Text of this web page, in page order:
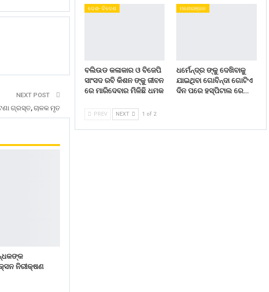
NEXT POST
ଗ୍ରସ୍ତ, ଚାଳକ ମୃତ
ନିରୀକ୍ଷଣ
ଦେଶ- ବିଦେଶ
ବଲିଉଡ କଳାକାର ଓ ବିଜେପି
ସାଂସଦ ରବି କିଶନ ଙ୍କୁ ଜୀବନ
ରେ ମାରିଦେବାର ମିଳିଛି ଧମକ
ମନୋରଞ୍ଜନ
ଧର୍ମେନ୍ଦ୍ର ଙ୍କୁ ଦେଖିବାକୁ
ଯାଇଥିବା ଗୋବିନ୍ଦା ଗୋଟିଏ
ଦିନ ପରେ ହସ୍ପିଟାଲ ରେ…
PREV NEXT 1 of 2